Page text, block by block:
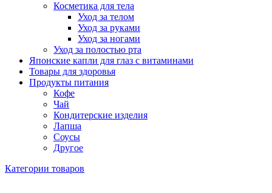
Косметика для тела
Уход за телом
Уход за руками
Уход за ногами
Уход за полостью рта
Японские капли для глаз с витаминами
Товары для здоровья
Продукты питания
Кофе
Чай
Кондитерские изделия
Лапша
Соусы
Другое
Категории товаров